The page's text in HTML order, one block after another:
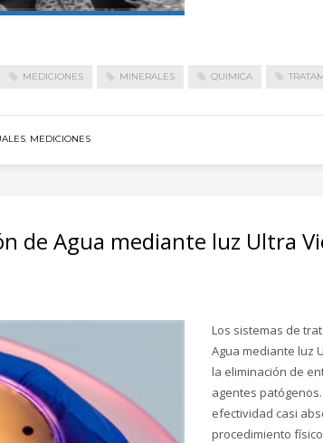
MEDICIONES MINERALES QUIMICA
, MEDICIONES
de Agua mediante luz Ultra
Los sistemas de
Agua mediante luz
la eliminación de
agentes
efectividad casi
procedimiento